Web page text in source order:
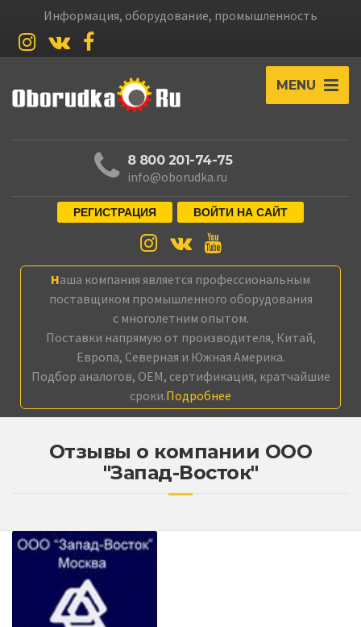
Информация, оборудование, промышленность
MENU
8 800 201-74-75
info@oborudka.ru
РЕГИСТРАЦИЯ ВОЙТИ НА САЙТ
Наша компания является профессиональным
поставщиком промышленного оборудования
с многолетним опытом.
Поставки напрямую от производителя, Китай,
Европа, Северная и Южная Америка.
Подбор аналогов, OEM, сертификация, кратчайшие
сроки.Подробнее
Отзывы о компании ООО
"Запад-Восток"